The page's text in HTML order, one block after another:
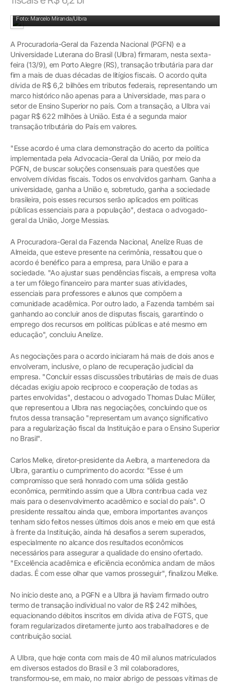
Foto: Marcelo Miranda/Ulbra
A Procuradoria-Geral da Fazenda Nacional (PGFN) e a
Universidade Luterana do Brasil (Ulbra) firmaram, nesta sexta-
feira (13/9), em Porto Alegre (RS), transação tributária para dar
fim a mais de duas décadas de litígios fiscais. O acordo quita
dívida de R$ 6,2 bilhões em tributos federais, representando um
marco histórico não apenas para a Universidade, mas para o
setor de Ensino Superior no país. Com a transação, a Ulbra vai
pagar R$ 622 milhões à União. Esta é a segunda maior
transação tributária do País em valores.
"Esse acordo é uma clara demonstração do acerto da política
implementada pela Advocacia-Geral da União, por meio da
PGFN, de buscar soluções consensuais para questões que
envolvem dívidas fiscais. Todos os envolvidos ganham. Ganha a
universidade, ganha a União e, sobretudo, ganha a sociedade
brasileira, pois esses recursos serão aplicados em políticas
públicas essenciais para a população", destaca o advogado-
geral da União, Jorge Messias.
A Procuradora-Geral da Fazenda Nacional, Anelize Ruas de
Almeida, que esteve presente na cerimônia, ressaltou que o
acordo é benéfico para a empresa, para União e para a
sociedade. "Ao ajustar suas pendências fiscais, a empresa volta
a ter um fôlego financeiro para manter suas atividades,
essenciais para professores e alunos que compõem a
comunidade acadêmica. Por outro lado, a Fazenda também sai
ganhando ao concluir anos de disputas fiscais, garantindo o
emprego dos recursos em políticas públicas e até mesmo em
educação", concluiu Anelize.
As negociações para o acordo iniciaram há mais de dois anos e
envolveram, inclusive, o plano de recuperação judicial da
empresa. "Concluir essas discussões tributárias de mais de duas
décadas exigiu apoio recíproco e cooperação de todas as
partes envolvidas", destacou o advogado Thomas Dulac Müller,
que representou a Ulbra nas negociações, concluindo que os
frutos dessa transação "representam um avanço significativo
para a regularização fiscal da Instituição e para o Ensino Superior
no Brasil".
Carlos Melke, diretor-presidente da Aelbra, a mantenedora da
Ulbra, garantiu o cumprimento do acordo: "Esse é um
compromisso que será honrado com uma sólida gestão
econômica, permitindo assim que a Ulbra contribua cada vez
mais para o desenvolvimento acadêmico e social do país". O
presidente ressaltou ainda que, embora importantes avanços
tenham sido feitos nesses últimos dois anos e meio em que está
à frente da Instituição, ainda há desafios a serem superados,
especialmente no alcance dos resultados econômicos
necessários para assegurar a qualidade do ensino ofertado.
"Excelência acadêmica e eficiência econômica andam de mãos
dadas. É com esse olhar que vamos prosseguir", finalizou Melke.
No início deste ano, a PGFN e a Ulbra já haviam firmado outro
termo de transação individual no valor de R$ 242 milhões,
equacionando débitos inscritos em dívida ativa de FGTS, que
foram regularizados diretamente junto aos trabalhadores e de
contribuição social.
A Ulbra, que hoje conta com mais de 40 mil alunos matriculados
em diversos estados do Brasil e 3 mil colaboradores,
transformou-se, em maio, no maior abrigo de pessoas vítimas de